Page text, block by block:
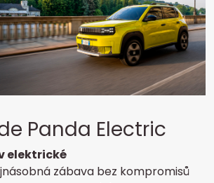
Panda Electric
elektrické
zábava bez kompromisů